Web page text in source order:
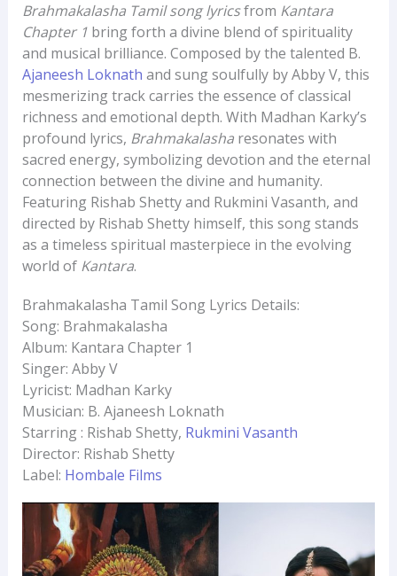
Brahmakalasha Tamil song lyricsfrom Kantara
Chapter 1bring forth a divine blend of spirituality
and musical brilliance. Composed by the talented B.
Ajaneesh Loknath and sung soulfully by Abby V, this
mesmerizing track carries the essence of classical
richness and emotional depth. With Madhan Karky’s
profound lyrics, Brahmakalasharesonates with
sacred energy, symbolizing devotion and the eternal
connection between the divine and humanity.
Featuring Rishab Shetty and Rukmini Vasanth, and
directed by Rishab Shetty himself, this song stands
as a timeless spiritual masterpiece in the evolving
world of Kantara.
Brahmakalasha Tamil Song Lyrics Details:
Song: Brahmakalasha
Album: Kantara Chapter 1
Singer: Abby V
Lyricist: Madhan Karky
Musician: B. Ajaneesh Loknath
Starring : Rishab Shetty, Rukmini Vasanth
Director: Rishab Shetty
Label: Hombale Films